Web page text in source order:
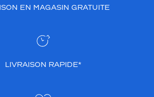
EN MAGASIN GRATUITE
LIVRAISON RAPIDE*